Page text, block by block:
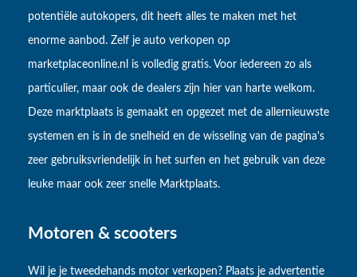
potentiële autokopers, dit heeft alles te maken met het
enorme aanbod. Zelf je auto verkopen op
marketplaceonline.nl is volledig gratis. Voor iedereen zo als
particulier, maar ook de dealers zijn hier van harte welkom.
Deze marktplaats is gemaakt en opgezet met de allernieuwste
systemen en is in de snelheid en de wisseling van de pagina's
zeer gebruiksvriendelijk in het surfen en het gebruik van deze
leuke maar ook zeer snelle Marktplaats.
Motoren & scooters
Wil je je tweedehands motor verkopen? Plaats je advertentie